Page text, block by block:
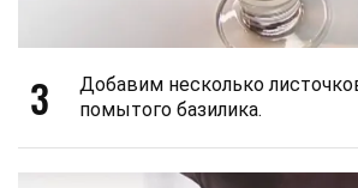
3
Добавим несколько
помытого базилика.